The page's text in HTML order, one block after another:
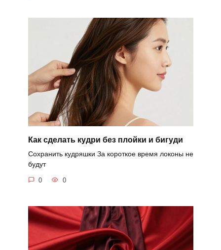
Как сделать кудри без плойки и бигуди
Сохранить кудряшки За короткое время локоны не
будут
0 0